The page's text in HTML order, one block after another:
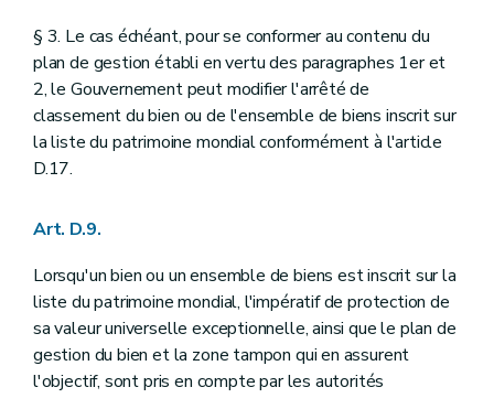
§ 3. Le cas échéant, pour se conformer au contenu du
plan de gestion établi en vertu des paragraphes 1er et
2, le Gouvernement peut modifier l'arrêté de
classement du bien ou de l'ensemble de biens inscrit sur
la liste du patrimoine mondial conformément à l'article
D.17.
Art. D.9.
Lorsqu'un bien ou un ensemble de biens est inscrit sur la
liste du patrimoine mondial, l'impératif de protection de
sa valeur universelle exceptionnelle, ainsi que le plan de
gestion du bien et la zone tampon qui en assurent
l'objectif, sont pris en compte par les autorités